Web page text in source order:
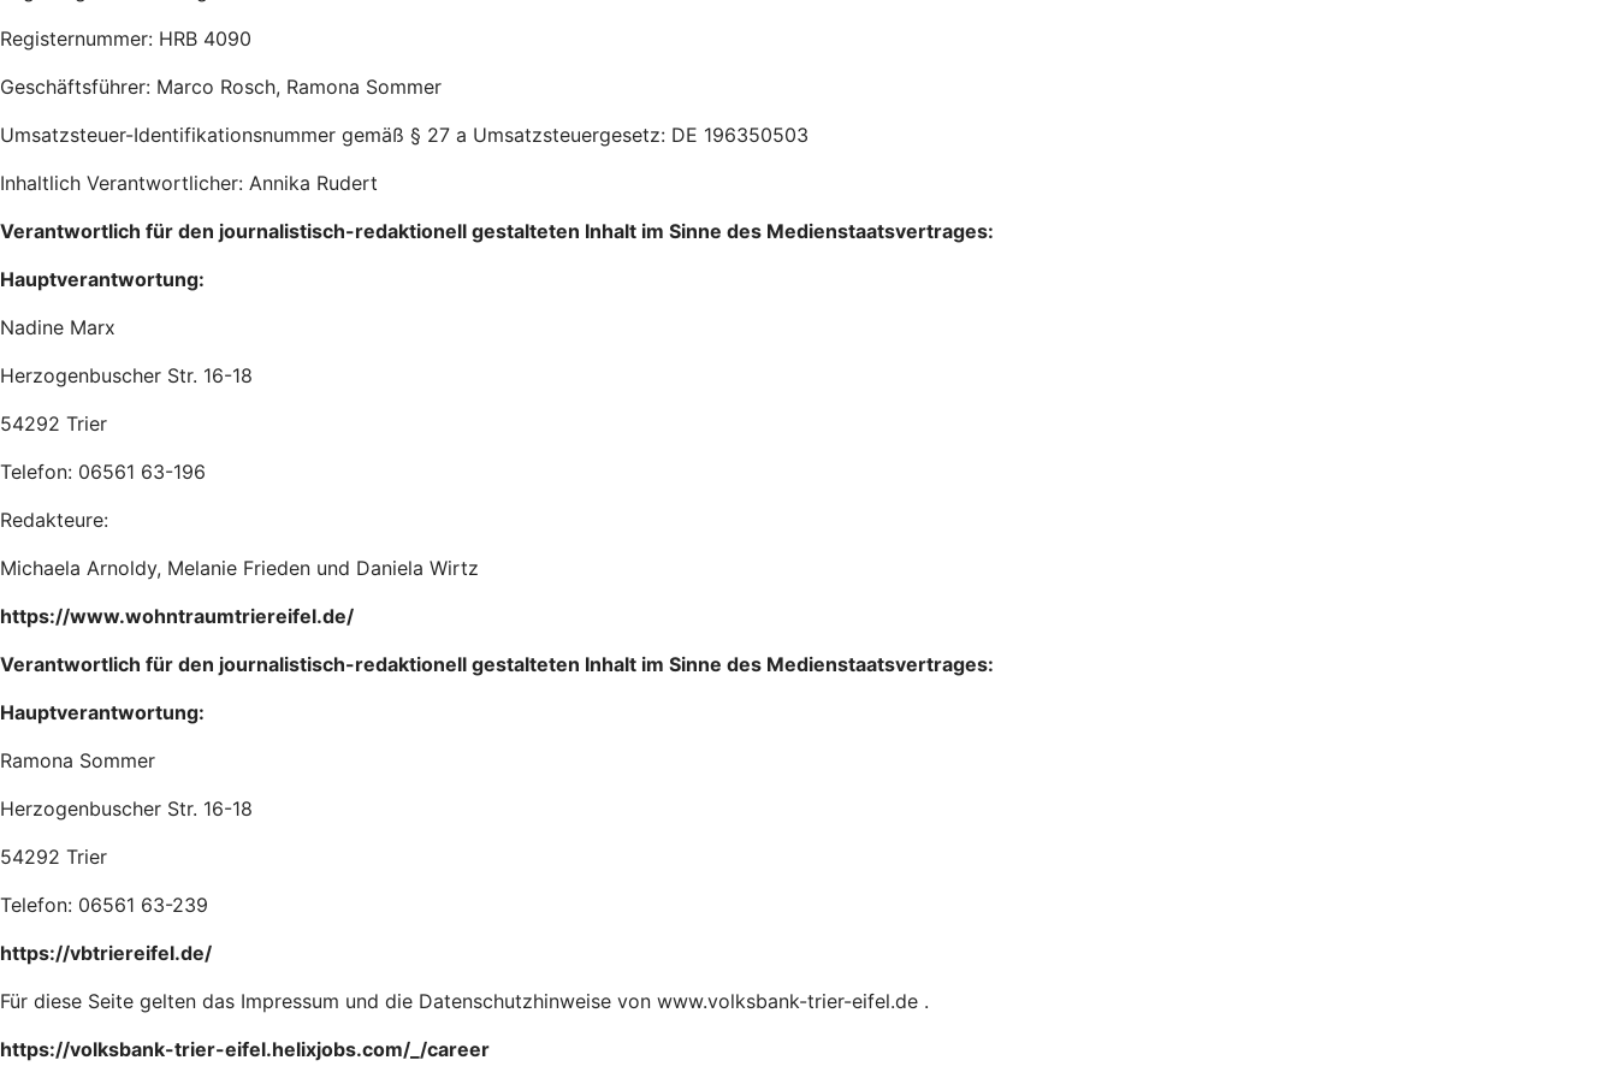
Registernummer: HRB 4090
Geschäftsführer: Marco Rosch, Ramona Sommer
Umsatzsteuer-Identifikationsnummer gemäß § 27 a Umsatzsteuergesetz: DE 196350503
Inhaltlich Verantwortlicher: Annika Rudert
Verantwortlich für den journalistisch-redaktionell gestalteten Inhalt im Sinne des Medienstaatsvertrages:
Hauptverantwortung:
Nadine Marx
Herzogenbuscher Str. 16-18
54292 Trier
Telefon: 06561 63-196
Redakteure:
Michaela Arnoldy, Melanie Frieden und Daniela Wirtz
https://www.wohntraumtriereifel.de/
Verantwortlich für den journalistisch-redaktionell gestalteten Inhalt im Sinne des Medienstaatsvertrages:
Hauptverantwortung:
Ramona Sommer
Herzogenbuscher Str. 16-18
54292 Trier
Telefon: 06561 63-239
https://vbtriereifel.de/
Für diese Seite gelten das Impressum und die Datenschutzhinweise von www.volksbank-trier-eifel.de .
https://volksbank-trier-eifel.helixjobs.com/_/career